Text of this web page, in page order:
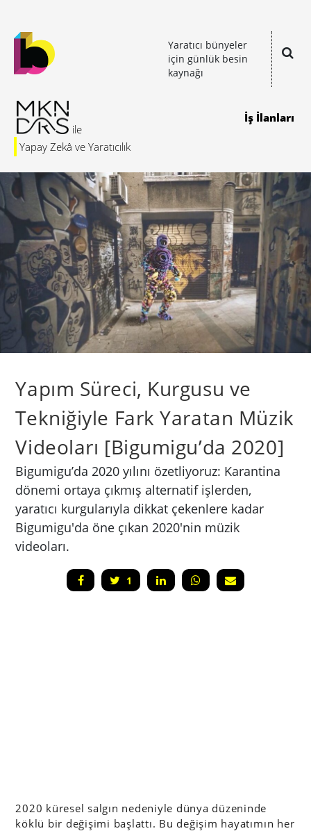
Yaratıcı bünyeler
için günlük besin
kaynağı
Yapay Zekâ ve Yaratıcılık
İş İlanları
Yapım Süreci, Kurgusu ve
Tekniğiyle Fark Yaratan Müzik
Videoları [Bigumigu’da 2020]
Bigumigu’da 2020 yılını özetliyoruz: Karantina
dönemi ortaya çıkmış alternatif işlerden,
yaratıcı kurgularıyla dikkat çekenlere kadar
Bigumigu'da öne çıkan 2020'nin müzik
videoları.
1
2020 küresel salgın nedeniyle dünya düzeninde
köklü bir değişimi başlattı. Bu değişim hayatımın her